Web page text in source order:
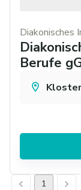
Diakonisches
Berufe
1